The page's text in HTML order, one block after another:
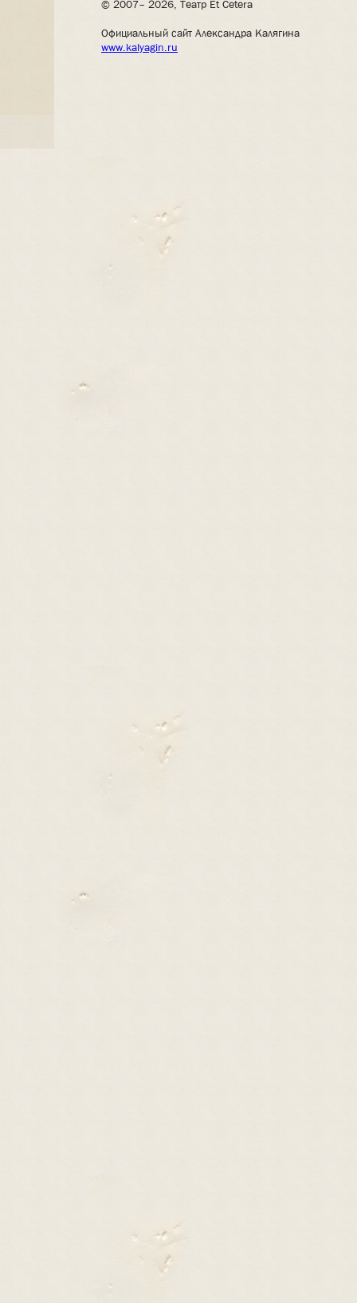
© 2007– 2026, Театр Et Cetera
Официальный сайт Александра Калягина
www.kalyagin.ru